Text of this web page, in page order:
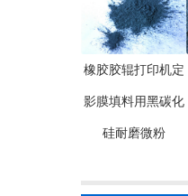
橡胶胶辊打印机定
影膜填料用黑碳化
硅耐磨微粉